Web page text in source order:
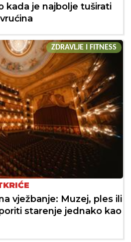
kada je najbolje tuširati
ZDRAVLJE I FITNESS
vježbanje: Muzej, ples ili
starenje jednako kao